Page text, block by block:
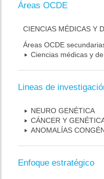
Áreas OCDE
CIENCIAS MÉDICAS Y
Áreas OCDE
Ciencias médicas y
Lineas de
NEURO GENÉTICA
CÁNCER Y
ANOMALÍAS
Enfoque estratégico